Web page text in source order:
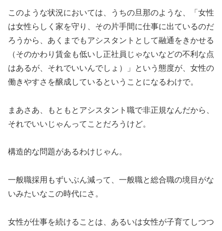
このような状況においては、うちの旦那のような、「女性
は女性らしく家を守り、その片手間に仕事に出ているのだ
ろうから、あくまでもアシスタントとして融通をきかせる
（そのかわり賃金も低いし正社員じゃないなどの不利な点
はあるが、それでいいんでしょ）」という態度が、女性の
働きやすさを醸成しているということになるわけで。
まあさあ、もともとアシスタント職で非正規なんだから、
それでいいじゃんってことだろうけど。
構造的な問題があるわけじゃん。
一般職採用もずいぶん減って、一般職と総合職の境目がな
いみたいなこの時代にさ。
女性が仕事を続けることは、あるいは女性が子育てしつつ